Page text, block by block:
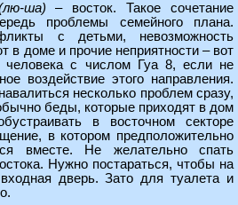
ша) – восток. Такое сочетание
проблемы семейного плана.
с детьми, невозможность
в доме и прочие неприятности – вот
человека с числом Гуа 8, если не
воздействие этого направления.
несколько проблем сразу,
беды, которые приходят в дом
в восточном секторе
в котором предположительно
вместе. Не желательно спать
Нужно постараться, чтобы на
дверь. Зато для туалета и